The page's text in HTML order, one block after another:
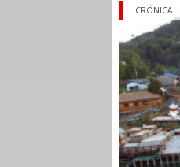
CRÓNICA